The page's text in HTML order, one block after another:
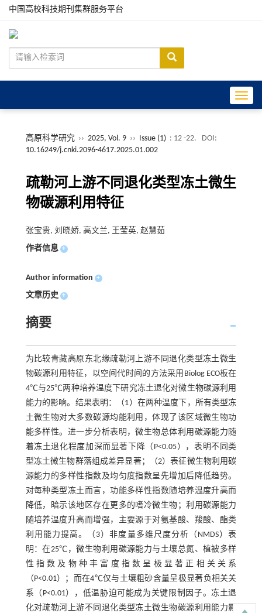
中国高校科技期刊集群服务平台
高原科学研究 ›› 2025, Vol. 9 ›› Issue (1) : 12 -22.
DOI:
10.16249/j.cnki.2096-4617.2025.01.002
疏勒河上游不同退化类型冻土微生
物碳源利用特征
张宝贵, 刘晓娇, 高文兰, 王莹英, 赵慧茹
作者信息 +
Author information +
文章历史 +
摘要
为比较青藏高原东北缘疏勒河上游不同退化类型冻土微生
物碳源利用特征，以空间代时间的方法采用Biolog ECO板在
4℃与25℃两种培养温度下研究冻土退化对微生物碳源利用
能力的影响。结果表明：（1）在两种温度下，所有类型冻
土微生物对大多数碳源均能利用，体现了该区域微生物功
能多样性。进一步分析表明，微生物总体利用碳源能力随
着冻土退化程度加深而显著下降（P<0.05），表明不同类
型冻土微生物群落组成差异显著；（2）表征微生物利用碳
源能力的多样性指数及均匀度指数呈先增加后降低趋势。
对每种类型冻土而言，功能多样性指数随培养温度升高而
降低，暗示该地区存在更多的嗜冷微生物；利用碳源能力
随培养温度升高而增强，主要源于对氨基酸、羧酸、酯类
利用能力提高。（3）非度量多维尺度分析（NMDS）表
明：在25℃，微生物利用碳源能力与土壤总氮、植被多样
性指数及物种丰富度指数呈极显著正相关关系
（P<0.01）；而在4℃仅与土壤粗砂含量呈极显著负相关关
系（P<0.01），低温胁迫可能成为关键限制因子。冻土退
化对疏勒河上游不同退化类型冻土微生物碳源利用能力影